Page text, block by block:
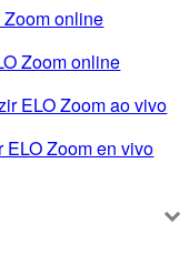
Zoom online
Zoom online
ELO Zoom ao vivo
ELO Zoom en vivo